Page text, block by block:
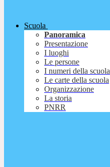
Scuola
Panoramica
Presentazione
I luoghi
Le persone
I numeri della scuola
Le carte della scuola
Organizzazione
La storia
PNRR